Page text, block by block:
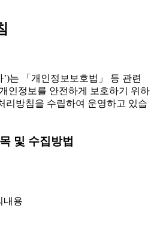
는 「개인정보보호법」 등 관련
인정보를 안전하게 보호하기 위하
리방침을 수립하여 운영하고 있습
및 수집방법
내용